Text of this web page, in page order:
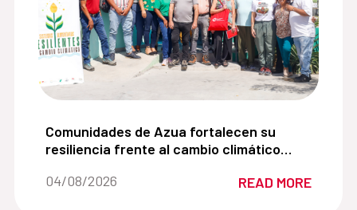
adolescentes promoviendo una comprensión
Comunidades de Azua fortalecen su resiliencia
Comunidades de Azua fortalecen su
resiliencia frente al cambio climático
sostenible del agua
Date of the news::
04/08/2026 READ MORE